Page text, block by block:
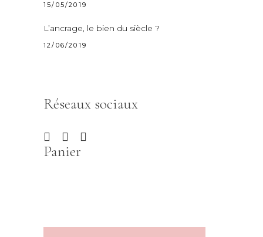
15/05/2019
L’ancrage, le bien du siècle ?
12/06/2019
Réseaux sociaux
Panier